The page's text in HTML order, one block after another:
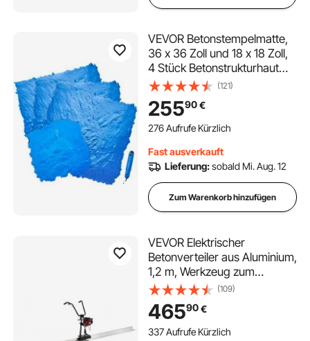
VEVOR Betonstempelmatte,
36 x 36 Zoll und 18 x 18 Zoll,
4 Stück Betonstrukturhaut
Polyurethan-Stempel
Steinfliesen-Strukturmatte,
Schieferbodenabdruck
Nahtlose Stempel-
Außenbereiche
(121)
25590€
276 Aufrufe Kürzlich
Fast ausverkauft
Lieferung:sobald Mi. Aug. 12
Zum Warenkorb hinzufügen
VEVOR Elektrischer
Betonverteiler aus Aluminium,
1,2 m, Werkzeug zum
Nivellieren und Fertigstellen
von Betonestrichen, 4-Takt-
Vibrationsmotor,
höhenverstellbare Griffe,
(109)
46590€
337 Aufrufe Kürzlich